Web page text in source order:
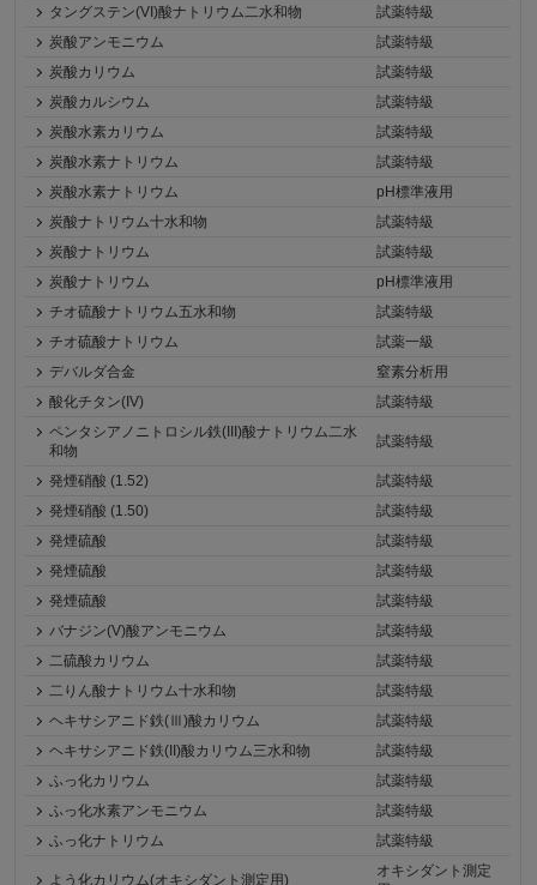
タングステン(VI)酸ナトリウム二水和物
試薬特級
炭酸アンモニウム
試薬特級
炭酸カリウム
試薬特級
炭酸カルシウム
試薬特級
炭酸水素カリウム
試薬特級
炭酸水素ナトリウム
試薬特級
炭酸水素ナトリウム
pH標準液用
炭酸ナトリウム十水和物
試薬特級
炭酸ナトリウム
試薬特級
炭酸ナトリウム
pH標準液用
チオ硫酸ナトリウム五水和物
試薬特級
チオ硫酸ナトリウム
試薬一級
デバルダ合金
窒素分析用
酸化チタン(IV)
試薬特級
ペンタシアノニトロシル鉄(III)酸ナトリウム二水
和物
試薬特級
発煙硝酸 (1.52)
試薬特級
発煙硝酸 (1.50)
試薬特級
発煙硫酸
試薬特級
発煙硫酸
試薬特級
発煙硫酸
試薬特級
バナジン(V)酸アンモニウム
試薬特級
二硫酸カリウム
試薬特級
二りん酸ナトリウム十水和物
試薬特級
ヘキサシアニド鉄(Ⅲ)酸カリウム
試薬特級
ヘキサシアニド鉄(II)酸カリウム三水和物
試薬特級
ふっ化カリウム
試薬特級
ふっ化水素アンモニウム
試薬特級
ふっ化ナトリウム
試薬特級
よう化カリウム(オキシダント測定用)
オキシダント測定